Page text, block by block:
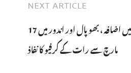
NEXT ARTICLE
کوویڈ متاثرین کی تعداد میں اضافہ ، بھوپال اور اندور میں 17
مارچ سے رات کے کرفیو کا نفاذ